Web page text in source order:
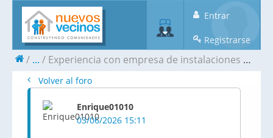
Entrar
Registrarse
... Experiencia con empresa de instalaciones en Valencia (Jomaser SL)
Volver al foro
Enrique01010
03/06/2026 15:11